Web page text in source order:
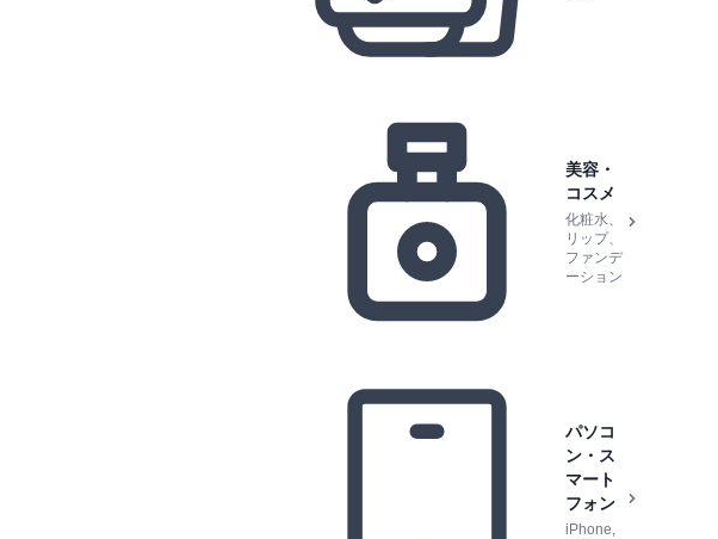
美容・
コスメ
化粧水、
リップ、
ファンデ
ーション
パソコ
ン・ス
マート
フォン
iPhone,